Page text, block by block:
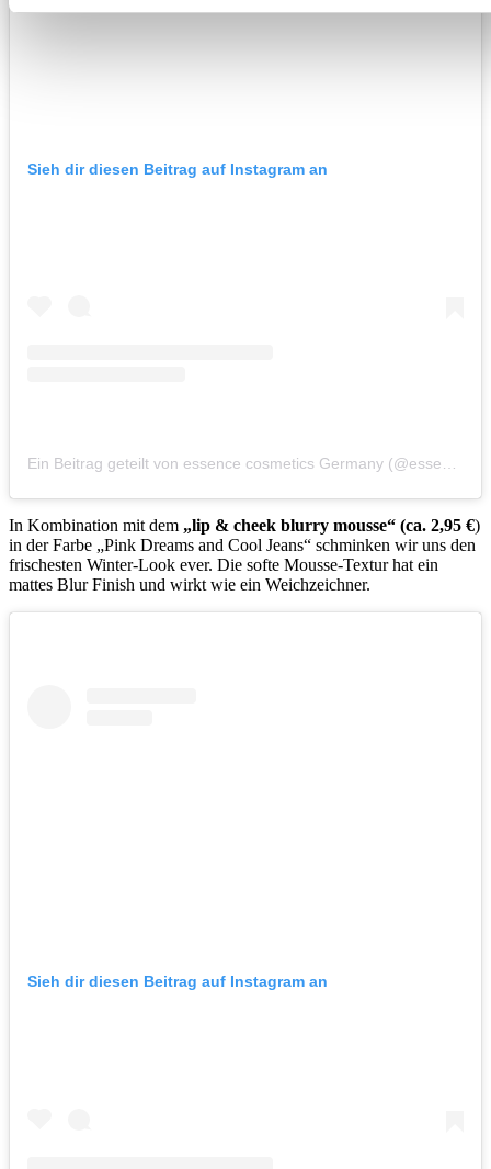
Sieh dir diesen Beitrag auf Instagram an
In Kombination mit dem „lip & cheek blurry mousse“ (ca. 2,95 €)
in der Farbe „Pink Dreams and Cool Jeans“ schminken wir uns den
frischesten Winter-Look ever. Die softe Mousse-Textur hat ein
mattes Blur Finish und wirkt wie ein Weichzeichner.
Sieh dir diesen Beitrag auf Instagram an